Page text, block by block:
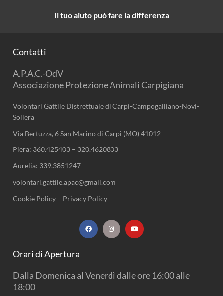
Il tuo aiuto può fare la differenza
Contatti
A.P.A.C.-OdV
Associazione Protezione Animali Carpigiana
Volontari Gattile Distrettuale di Carpi-Campogalliano-Novi-
Soliera
Via Bertuzza, 6 San Marino di Carpi (MO) 41012
Piera: 360.425403 – 320.4620803
Aurelia: 339.3851247
volontari.gattile.apac@gmail.com
Cookie Policy – Privacy Policy
F
a
I
n
m
Y
o
Orari di Apertura
Dalla Domenica al Venerdì dalle ore 16:00 alle
18:00